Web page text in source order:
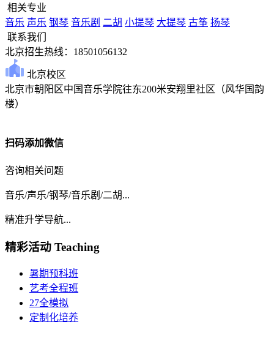
相关专业
音乐 声乐 钢琴 音乐剧 二胡 小提琴 大提琴 古筝 扬琴
联系我们
北京招生热线：18501056132
北京校区
北京市朝阳区中国音乐学院往东200米安翔里社区（风华国韵
楼）
扫码添加微信
咨询相关问题
音乐/声乐/钢琴/音乐剧/二胡...
精准升学导航...
精彩活动 Teaching
暑期预科班
艺考全程班
27全模拟
定制化培养